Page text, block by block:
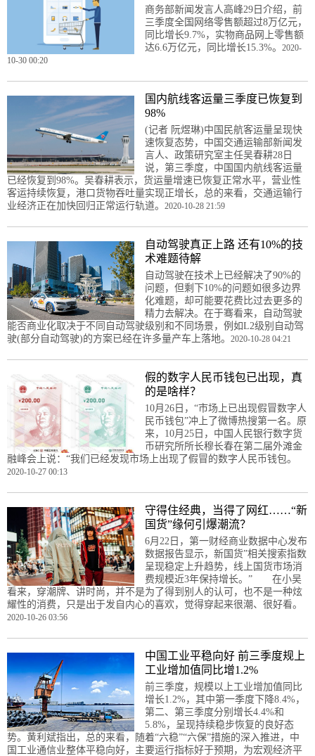
商务部新闻发言人高峰29日介绍，前
三季度全国网络零售额超过8万亿元，
同比增长9.7%，实物商品网上零售额
达6.6万亿元，同比增长15.3%。 2020-
10-30 00:20
国内航线客运量三季度已恢复到
98%
(记者 阮煜琳)中国民航客运量呈现快
速恢复态势，中国交通运输部新闻发
言人、政策研究室主任吴春耕28日
说，第三季度，中国国内航线客运量
已经恢复到98%。吴春耕表示，货运量增速已恢复正常水平，营业性
客运持续恢复，港口货物吞吐量实现正增长，总的来看，交通运输行
业经济正在加快回归正常运行轨道。 2020-10-28 21:59
自动驾驶真正上路 还有10%的技
术难题待解
自动驾驶在技术上已经解决了90%的
问题，但剩下10%的问题如很多边界
化难题，却可能要花费比过去更多的
精力去解决。在于骞看来，自动驾驶
能否商业化取决于不同自动驾驶级别和不同场景，例如L2级别自动驾
驶(部分自动驾驶)的方案已经在许多量产车上落地。 2020-10-28 04:21
假的数字人民币钱包已出现，真
的是啥样？
10月26日，“市场上已出现假冒数字人
民币钱包”冲上了微博热搜第一名。原
来，10月25日，中国人民银行数字货
币研究所所长穆长春在第二届外滩金
融峰会上说：“我们已经发现市场上出现了假冒的数字人民币钱包。
2020-10-27 00:13
守得住经典，当得了网红……“新
国货”缘何引爆潮流？
6月22日，第一财经商业数据中心发布
数据报告显示，新国货”相关搜索指数
呈现稳定上升趋势，线上国货市场消
费规模近3年保持增长。” 在小吴
看来，穿潮牌、讲时尚，并不是为了得到别人的认可，也不是一种炫
耀性的消费，只是出于发自内心的喜欢，觉得穿起来很潮、很好看。
2020-10-26 03:56
中国工业平稳向好 前三季度规上
工业增加值同比增1.2%
前三季度，规模以上工业增加值同比
增长1.2%，其中第一季度下降8.4%，
第二、第三季度分别增长4.4%和
5.8%，呈现持续稳步恢复的良好态
势。黄利斌指出，总的来看，随着“六稳”“六保”措施的深入推进，中
国工业通信业整体平稳向好，主要运行指标好于预期，为宏观经济平